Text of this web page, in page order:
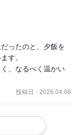
から堀江さんを訪
思い浮かべる人も
不足が原因。
の量そのものが足
きない。
すが大事。
ったのと、夕飯を
す。
、なるべく温かい
投稿日 : 2026.04.08